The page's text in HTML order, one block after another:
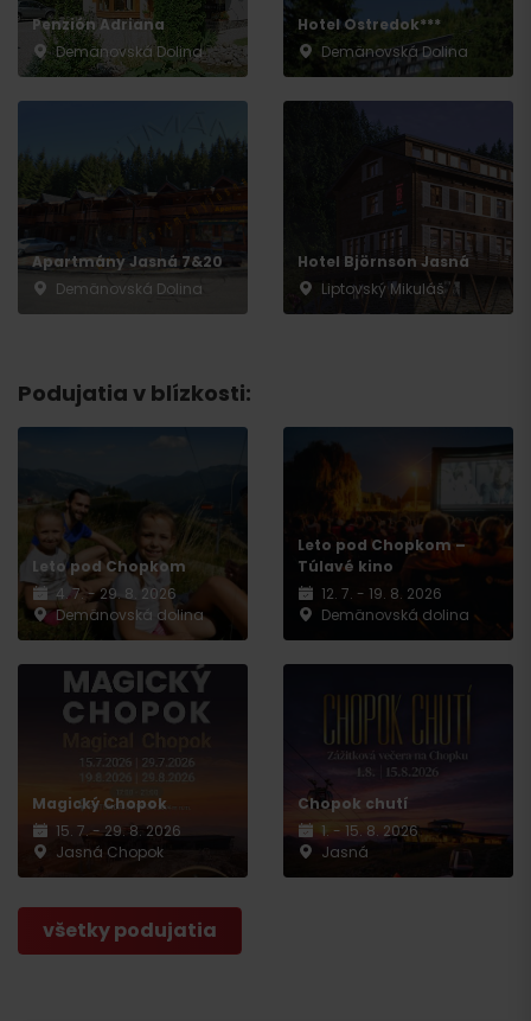
Penzión Adriana
Demänovská Dolina
Hotel Ostredok***
Demänovská Dolina
Apartmány Jasná 7&20
Demänovská Dolina
Hotel Björnson Jasná
Liptovský Mikuláš
Podujatia v blízkosti:
Leto pod Chopkom
4. 7. - 29. 8. 2026
Demänovská dolina
Leto pod Chopkom –
Túlavé kino
12. 7. - 19. 8. 2026
Demänovská dolina
Magický Chopok
15. 7. - 29. 8. 2026
Jasná Chopok
Chopok chutí
1. - 15. 8. 2026
Jasná
všetky podujatia